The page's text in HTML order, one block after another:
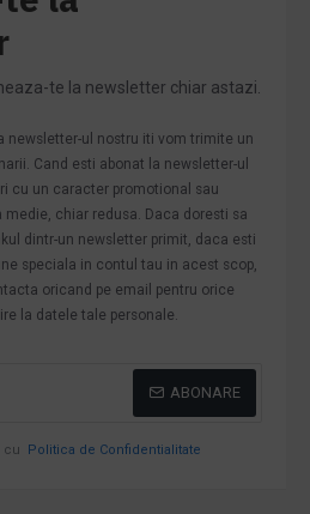
te la newsletter chiar astazi.
newsletter-ul nostru iti vom trimite un
Cand esti abonat la newsletter-ul
cu un caracter promotional sau
chiar redusa. Daca doresti sa
dintr-un newsletter primit, daca esti
speciala in contul tau in acest scop,
oricand pe email pentru orice
la datele tale personale.
ABONARE
cu Politica de Confidentialitate